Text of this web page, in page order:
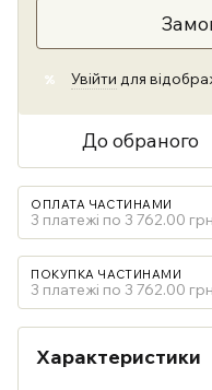
% Увійти для
До обраного
ОПЛАТА ЧАСТИНАМИ
3 платежі по 3 762.00 грн
ПОКУПКА ЧАСТИНАМИ
3 платежі по 3 762.00 грн
Характеристики